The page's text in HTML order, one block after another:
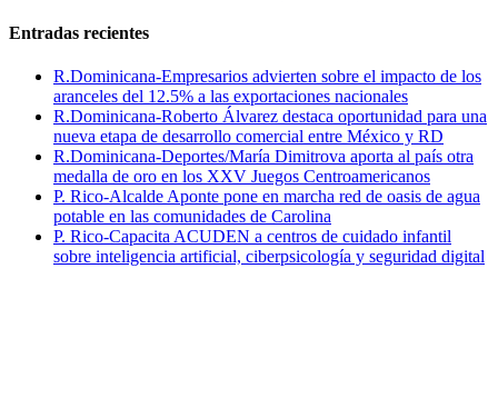
Entradas recientes
R.Dominicana-Empresarios advierten sobre el impacto de los
aranceles del 12.5% a las exportaciones nacionales
R.Dominicana-Roberto Álvarez destaca oportunidad para una
nueva etapa de desarrollo comercial entre México y RD
R.Dominicana-Deportes/María Dimitrova aporta al país otra
medalla de oro en los XXV Juegos Centroamericanos
P. Rico-Alcalde Aponte pone en marcha red de oasis de agua
potable en las comunidades de Carolina
P. Rico-Capacita ACUDEN a centros de cuidado infantil
sobre inteligencia artificial, ciberpsicología y seguridad digital